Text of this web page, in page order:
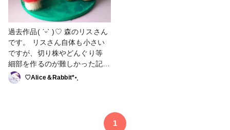
レジン #はじめての投稿 #過去
過去作品( ˊᵕˋ )♡ 森のリスさん
です。 リスさん自体も小さい
ですが、切り株やどんぐり等
細部を作るのが難しかった記憶
あり(ﾉД`)笑 どれだけ小さめか
というと...リスさんの土台はコ
♡Alice＆Rabbit*॰˳
1